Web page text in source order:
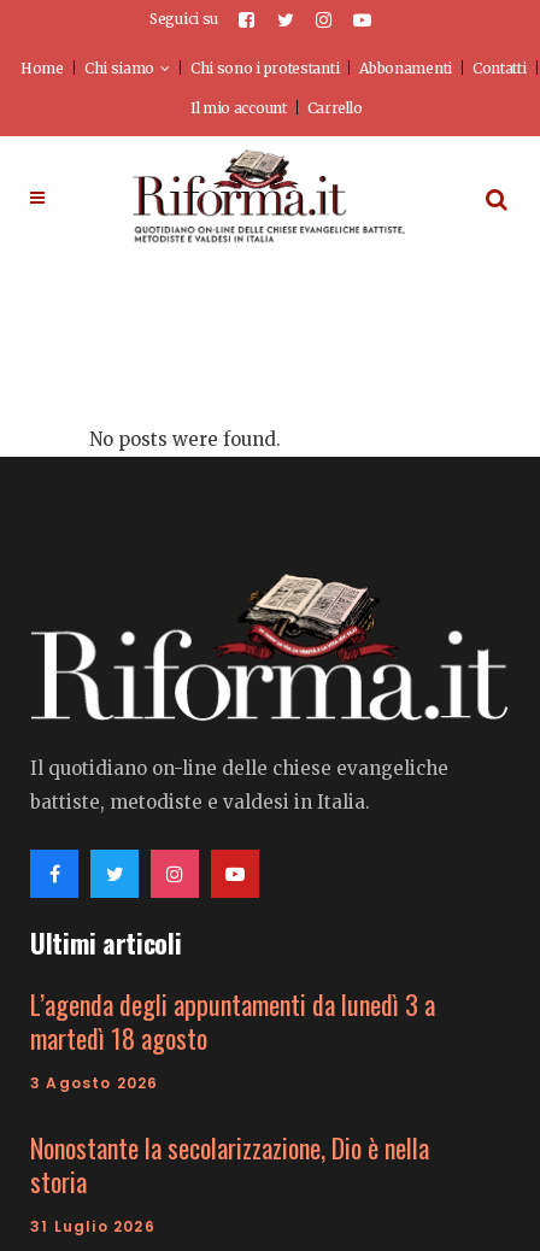
Seguici su
Home Chi siamo Chi sono i protestanti Abbonamenti Contatti
Il mio account Carrello
No posts were found.
Il quotidiano on-line delle chiese evangeliche
battiste, metodiste e valdesi in Italia.
Ultimi articoli
L’agenda degli appuntamenti da lunedì 3 a
martedì 18 agosto
3 Agosto 2026
Nonostante la secolarizzazione, Dio è nella
storia
31 Luglio 2026